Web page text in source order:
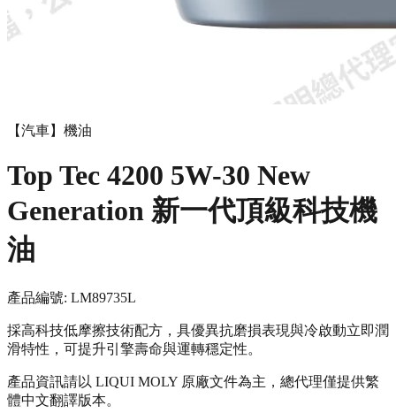
【汽車】機油
Top Tec 4200 5W-30 New
Generation 新一代頂級科技機
油
產品編號: LM89735L
採高科技低摩擦技術配方，具優異抗磨損表現與冷啟動立即潤
滑特性，可提升引擎壽命與運轉穩定性。
產品資訊請以 LIQUI MOLY 原廠文件為主，總代理僅提供繁
體中文翻譯版本。